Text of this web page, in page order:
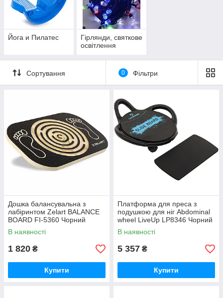
Йога и Пилатес
Гірлянди, святкове
освітлення
Сортування 0 Фільтри
Дошка балансувальна з
лабіринтом Zelart BALANCE
BOARD FI-5360 Чорний
В наявності
1 820 ₴
Купити
Платформа для преса з
подушкою для ніг Abdominal
wheel LiveUp LP8346 Чорний
В наявності
5 357 ₴
Купити